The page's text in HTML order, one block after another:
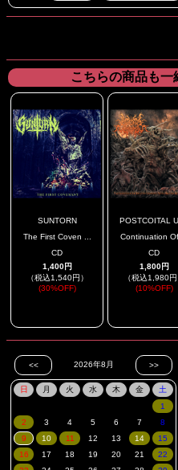
こちらの商品も一
SUNTORN
The First Coven ...
CD
1,400円
（税込1,540円）
(30%OFF)
POSTCOITAL U
Continuation Of
CD
1,800円
（税込1,980円
(10%OFF)